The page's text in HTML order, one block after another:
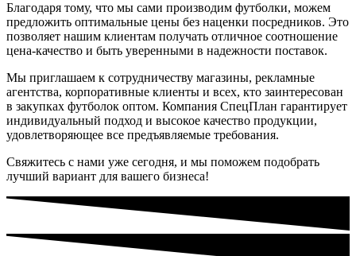
Благодаря тому, что мы сами производим футболки, можем
предложить оптимальные цены без наценки посредников. Это
позволяет нашим клиентам получать отличное соотношение
цена-качество и быть уверенными в надежности поставок.
Мы приглашаем к сотрудничеству магазины, рекламные
агентства, корпоративные клиенты и всех, кто заинтересован
в закупках футболок оптом. Компания СпецПлан гарантирует
индивидуальный подход и высокое качество продукции,
удовлетворяющее все предъявляемые требования.
Свяжитесь с нами уже сегодня, и мы поможем подобрать
лучший вариант для вашего бизнеса!